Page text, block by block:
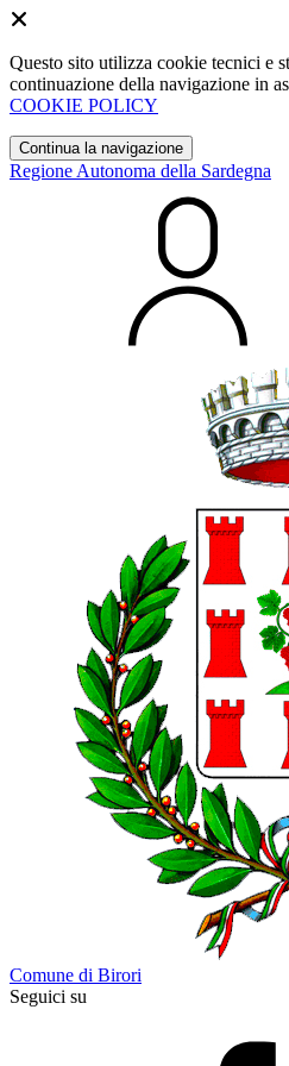
Questo sito utilizza cookie tecnici e
continuazione della navigazione in
COOKIE POLICY
Continua la navigazione
Regione Autonoma della Sardegna
Comune di Birori
Seguici su